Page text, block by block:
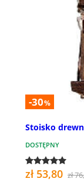
-30%
Stoisko
DOSTĘPNY
zł 53,80 zł